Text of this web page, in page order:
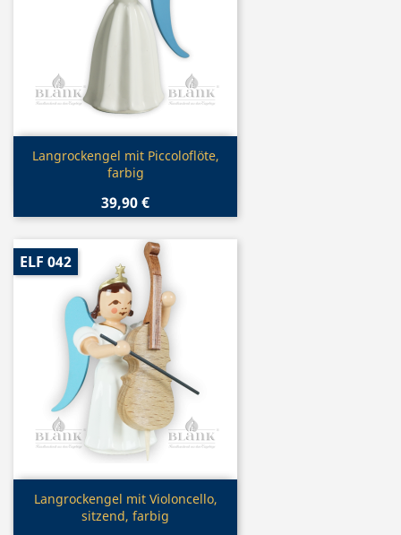
Vorschau
Langrockengel mit Piccoloflöte,
farbig
39,90 €
Vorschau
Langrockengel mit Violoncello,
sitzend, farbig
ELF 042